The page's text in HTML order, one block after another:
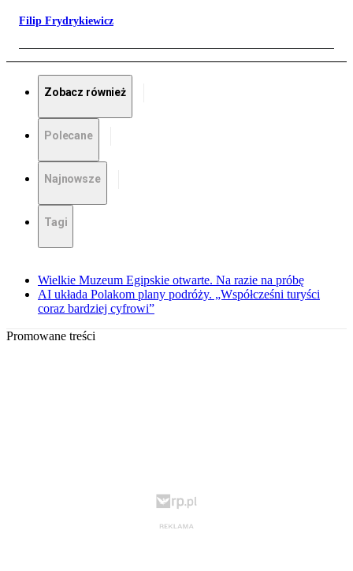
Filip Frydrykiewicz
Zobacz również
Polecane
Najnowsze
Tagi
Wielkie Muzeum Egipskie otwarte. Na razie na próbę
AI układa Polakom plany podróży. „Współcześni turyści
coraz bardziej cyfrowi”
Promowane treści